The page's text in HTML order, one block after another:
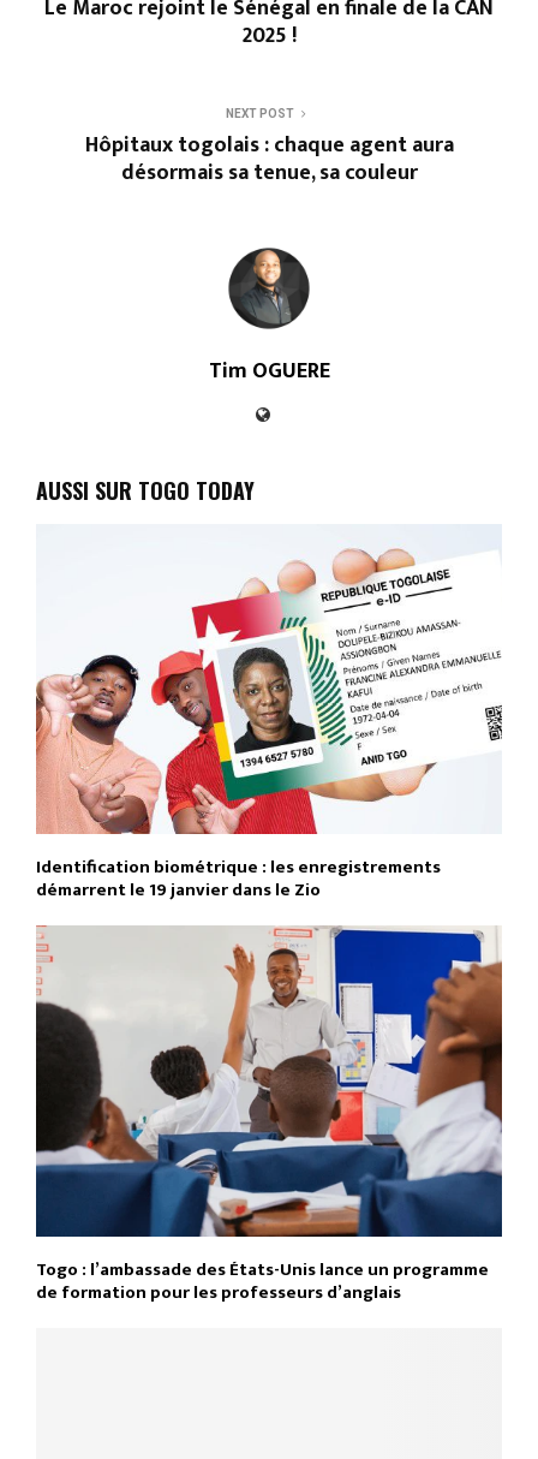
Le Maroc rejoint le Sénégal en finale de la CAN
2025 !
NEXT POST
Hôpitaux togolais : chaque agent aura
désormais sa tenue, sa couleur
Tim OGUERE
AUSSI SUR TOGO TODAY
Identification biométrique : les enregistrements
démarrent le 19 janvier dans le Zio
Togo : l’ambassade des États-Unis lance un programme
de formation pour les professeurs d’anglais